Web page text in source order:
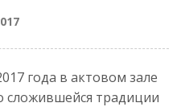
года в актовом зале
сложившейся традиции